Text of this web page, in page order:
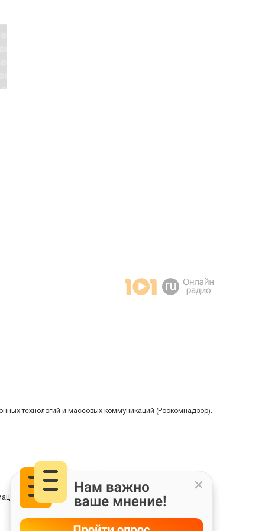
технологий и массовых коммуникаций (Роскомнадзор).
на основе сбора, систематизации и анализа сведений,